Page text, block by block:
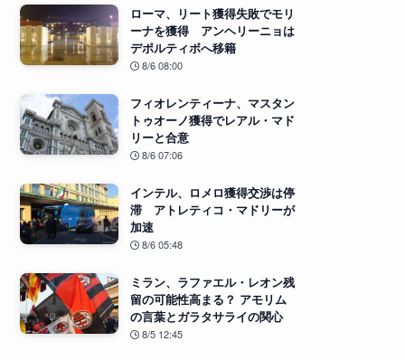
ローマ、リート獲得失敗でモリ
ーナを獲得 アンヘリーニョは
デポルティボへ移籍
8/6 08:00
フィオレンティーナ、マスタン
トゥオーノ獲得でレアル・マド
リーと合意
8/6 07:06
インテル、ロメロ獲得交渉は停
滞 アトレティコ・マドリーが
加速
8/6 05:48
ミラン、ラファエル・レオン残
留の可能性高まる？ アモリム
の言葉とガラタサライの関心
8/5 12:45